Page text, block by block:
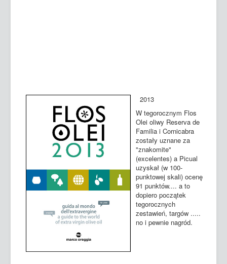
2013
W tegorocznym Flos
Olei oliwy Reserva de
Familia i Cornicabra
zostały uznane za
"znakomite"
(excelentes) a Picual
uzyskał (w 100-
punktowej skali) ocenę
91 punktów.... a to
dopiero początek
tegorocznych
zestawień, targów .....
no i pewnie nagród.